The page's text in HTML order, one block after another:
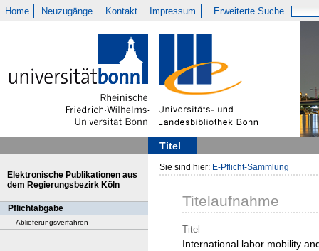
Home Neuzugänge Kontakt Impressum Erweiterte Suche
Titel
Elektronische Publikationen aus
dem Regierungsbezirk Köln
Pflichtabgabe
Ablieferungsverfahren
Sie sind hier: E-Pflicht-Sammlung
Titelaufnahme
Titel
International labor mobility